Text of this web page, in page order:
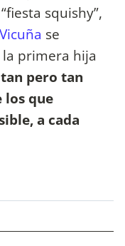
squishy”,
se
primera hija
pero tan
los que
a cada